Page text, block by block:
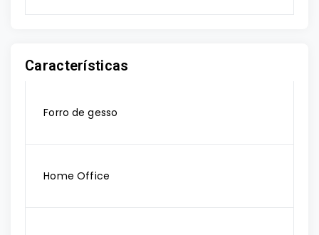
Características
Forro de gesso
Home Office